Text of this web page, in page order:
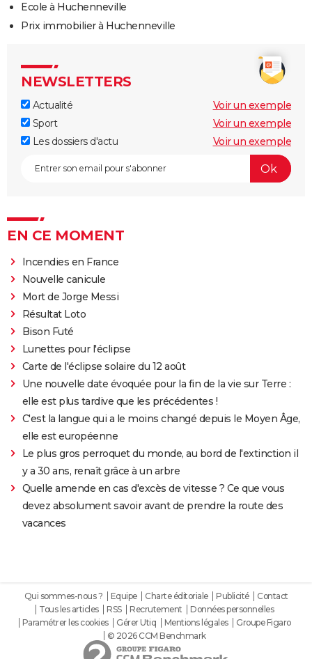
Ecole à Huchenneville
Prix immobilier à Huchenneville
NEWSLETTERS
Actualité
Voir un exemple
Sport
Voir un exemple
Les dossiers d'actu
Voir un exemple
EN CE MOMENT
Incendies en France
Nouvelle canicule
Mort de Jorge Messi
Résultat Loto
Bison Futé
Lunettes pour l'éclipse
Carte de l'éclipse solaire du 12 août
Une nouvelle date évoquée pour la fin de la vie sur Terre :
elle est plus tardive que les précédentes !
C'est la langue qui a le moins changé depuis le Moyen Âge,
elle est européenne
Le plus gros perroquet du monde, au bord de l'extinction il
y a 30 ans, renaît grâce à un arbre
Quelle amende en cas d'excès de vitesse ? Ce que vous
devez absolument savoir avant de prendre la route des
vacances
Qui sommes-nous ? Equipe Charte éditoriale Publicité
Contact
Tous les articles
RSS Recrutement
Données personnelles
Paramétrer les cookies
Gérer Utiq Mentions légales
Groupe Figaro
© 2026 CCM Benchmark